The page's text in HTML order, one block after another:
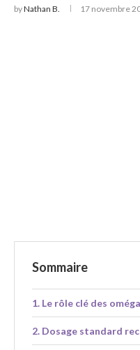
byNathan B. 17 novembre
Sommaire
Le rôle clé des
Dosage standard